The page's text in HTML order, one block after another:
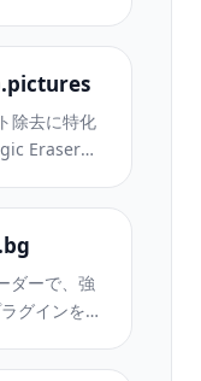
用できま
してみま
除去に特化
Eraserは8
違いをご覧
ダーで、強
グインを提
化、デザイ